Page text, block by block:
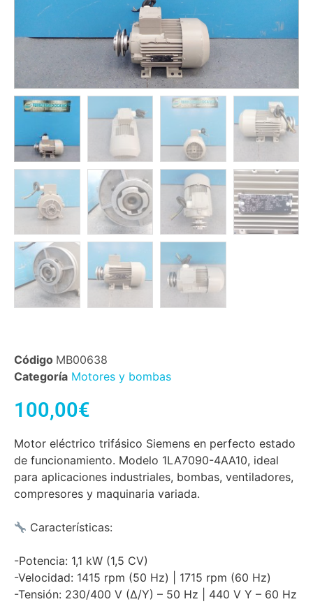
Código MB00638
Categoría Motores y bombas
100,00€
Motor eléctrico trifásico Siemens en perfecto estado
de funcionamiento. Modelo 1LA7090-4AA10, ideal
para aplicaciones industriales, bombas, ventiladores,
compresores y maquinaria variada.
Características:
-Potencia: 1,1 kW (1,5 CV)
-Velocidad: 1415 rpm (50 Hz) | 1715 rpm (60 Hz)
-Tensión: 230/400 V (Δ/Y) – 50 Hz | 440 V Y – 60 Hz